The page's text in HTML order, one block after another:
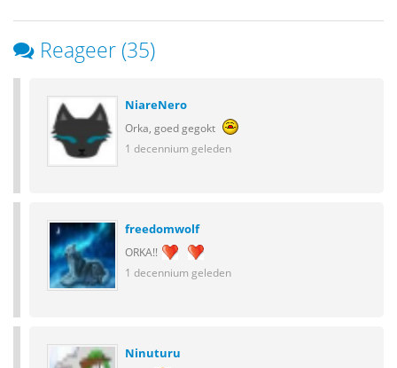
Reageer (35)
NiareNero
Orka, goed gegokt
1 decennium geleden
freedomwolf
ORKA!!
1 decennium geleden
Ninuturu